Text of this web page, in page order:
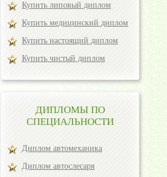
Купить липовый диплом
Купить медицинский диплом
Купить настоящий диплом
Купить чистый диплом
ДИПЛОМЫ ПО
СПЕЦИАЛЬНОСТИ
Диплом автомеханика
Диплом автослесаря